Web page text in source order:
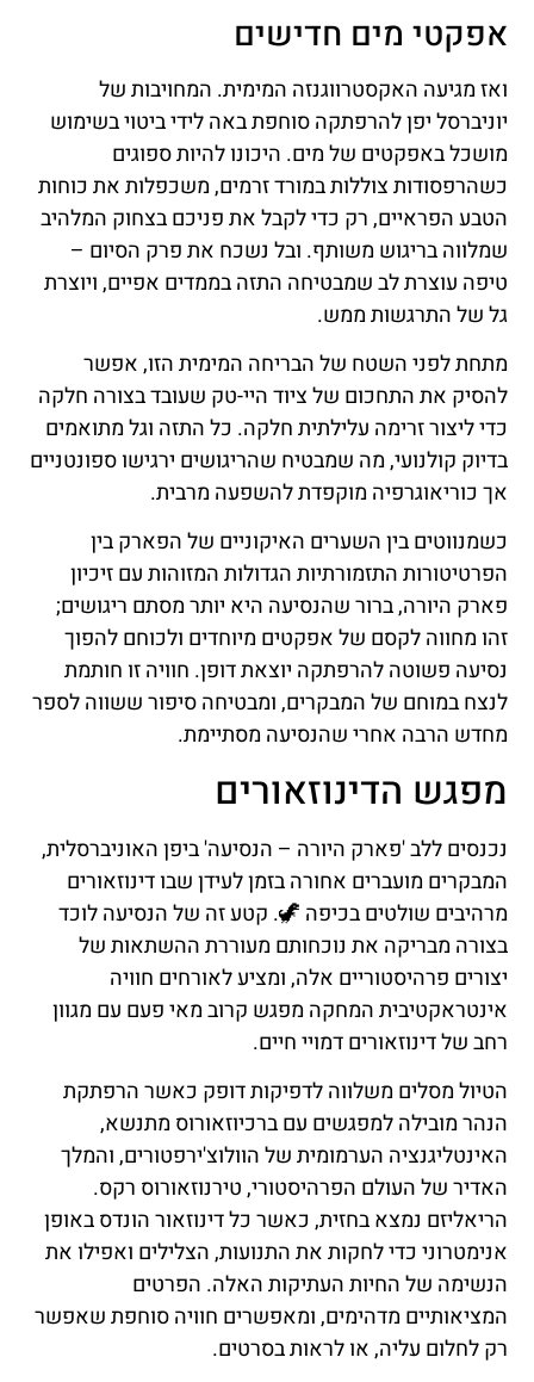
אפקטי מים חדישים
ואז מגיעה האקסטרווגנזה המימית. המחויבות של
יוניברסל יפן להרפתקה סוחפת באה לידי ביטוי בשימוש
מושכל באפקטים של מים. היכונו להיות ספוגים
כשהרפסודות צוללות במורד זרמים, משכפלות את כוחות
הטבע הפראיים, רק כדי לקבל את פניכם בצחוק המלהיב
שמלווה בריגוש משותף. ובל נשכח את פרק הסיום –
טיפה עוצרת לב שמבטיחה התזה בממדים אפיים, ויוצרת
גל של התרגשות ממש.
מתחת לפני השטח של הבריחה המימית הזו, אפשר
להסיק את התחכום של ציוד היי-טק שעובד בצורה חלקה
כדי ליצור זרימה עלילתית חלקה. כל התזה וגל מתואמים
בדיוק קולנועי, מה שמבטיח שהריגושים ירגישו ספונטניים
אך כוריאוגרפיה מוקפדת להשפעה מרבית.
כשמנווטים בין השערים האיקוניים של הפארק בין
הפרטיטורות התזמורתיות הגדולות המזוהות עם זיכיון
פארק היורה, ברור שהנסיעה היא יותר מסתם ריגושים;
זהו מחווה לקסם של אפקטים מיוחדים ולכוחם להפוך
נסיעה פשוטה להרפתקה יוצאת דופן. חוויה זו חותמת
לנצח במוחם של המבקרים, ומבטיחה סיפור ששווה לספר
מחדש הרבה אחרי שהנסיעה מסתיימת.
מפגש הדינוזאורים
נכנסים ללב 'פארק היורה – הנסיעה' ביפן האוניברסלית,
המבקרים מועברים אחורה בזמן לעידן שבו דינוזאורים
מרהיבים שולטים בכיפה 🦖. קטע זה של הנסיעה לוכד
בצורה מבריקה את נוכחותם מעוררת ההשתאות של
יצורים פרהיסטוריים אלה, ומציע לאורחים חוויה
אינטראקטיבית המחקה מפגש קרוב מאי פעם עם מגוון
רחב של דינוזאורים דמויי חיים.
הטיול מסלים משלווה לדפיקות דופק כאשר הרפתקת
הנהר מובילה למפגשים עם ברכיוזאורוס מתנשא,
האינטליגנציה הערמומית של הוולוצ'ירפטורים, והמלך
האדיר של העולם הפרהיסטורי, טירנוזאורוס רקס.
הריאליזם נמצא בחזית, כאשר כל דינוזאור הונדס באופן
אנימטרוני כדי לחקות את התנועות, הצלילים ואפילו את
הנשימה של החיות העתיקות האלה. הפרטים
המציאותיים מדהימים, ומאפשרים חוויה סוחפת שאפשר
רק לחלום עליה, או לראות בסרטים.